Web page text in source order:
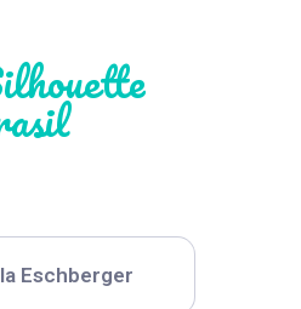
Ney
Eschberger